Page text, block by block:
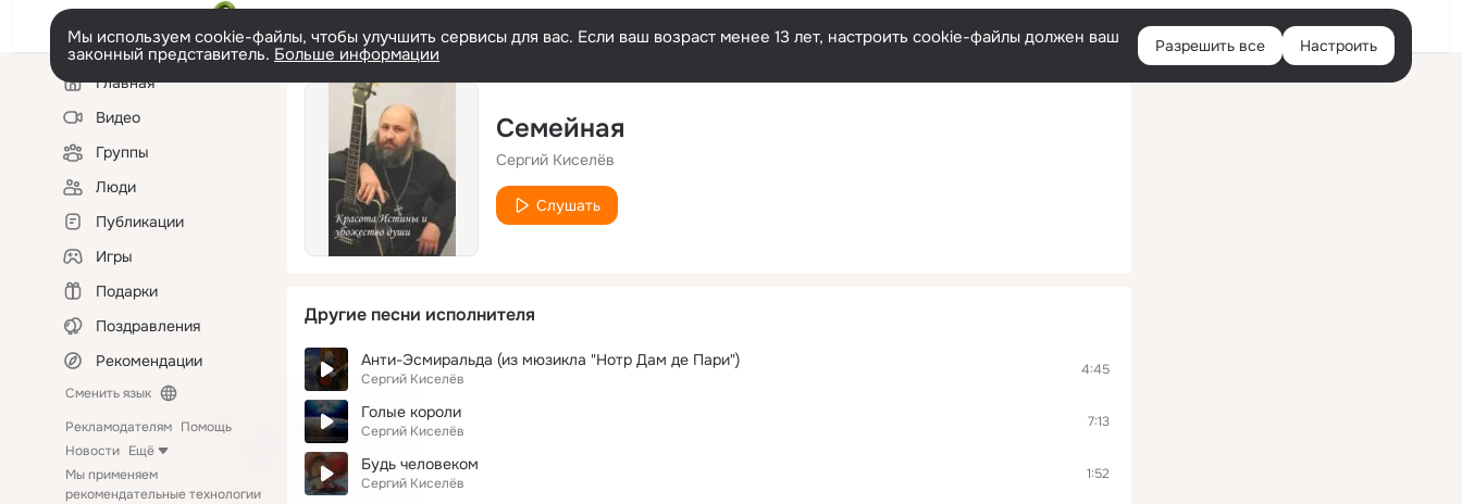
Войти
Мы используем cookie-файлы, чтобы улучшить сервисы для вас. Если ваш возраст менее 13 лет, настроить cookie-файлы должен ваш
законный представитель. Больше информации Разрешить все Настроить
Левая
колонкаГлавная
Видео
Группы
Люди
Публикации
Игры
Подарки
Поздравления
Рекомендации
Сменить язык
Рекламодателям Помощь
Новости Ещё
Мы применяем
рекомендательные технологии
Семейная
Сергий Киселёв
Слушать
Другие песни исполнителя
Анти-Эсмиральда (из мюзикла "Нотр Дам де Пари")
Сергий Киселёв
4:45
Голые короли
Сергий Киселёв
7:13
Будь человеком
Сергий Киселёв
1:52